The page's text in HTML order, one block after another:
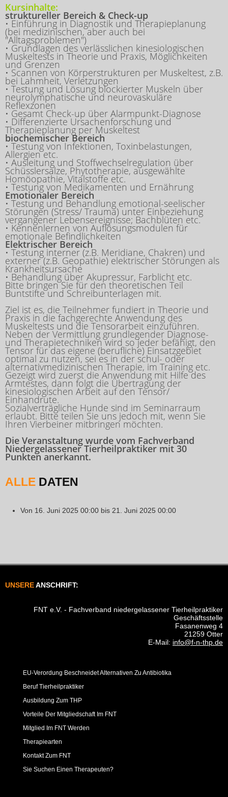
Kursinhalte:
struktureller Bereich & Check-up
• Einführung in Diagnostik und Therapieplanung
(bei medizinischen, aber auch bei
"Alltagsproblemen")
• Grundlagen des verlässlichen kinesiologischen
Muskeltests in Theorie und Praxis, Möglichkeiten
und Grenzen
• Scannen von Körperstrukturen per Muskeltest, z.B.
bei Lahmheit, Verletzungen
• Testung und Lösung blockierter Muskeln über
neurolymphatische und neurovaskuläre
Reflexzonen
• Gesamt Check-up über Alarmpunkt-Diagnose
• Differenzierte Ursachenforschung und
Therapieplanung per Muskeltest
biochemischer Bereich
• Testung von Infektionen, Toxinbelastungen,
Allergien etc.
• Ausleitung und Stoffwechselregulation über
Schüsslersalze, Phytotherapie, ausgewählte
Homöopathie, Vitalstoffe etc.
• Testung von Medikamenten und Ernährung
Emotionaler Bereich
• Testung und Behandlung emotional-seelischer
Störungen (Stress/ Trauma) unter Einbeziehung
vergangener Lebensereignisse; Bachblüten etc.
• Kennenlernen von Auflösungsmodulen für
emotionale Befindlichkeiten
Elektrischer Bereich
• Testung interner (z.B. Meridiane, Chakren) und
externer (z.B. Geopathie) elektrischer Störungen als
Krankheitsursache
• Behandlung über Akupressur, Farblicht etc.
Bitte bringen Sie für den theoretischen Teil
Buntstifte und Schreibunterlagen mit.
Ziel ist es, die Teilnehmer fundiert in Theorie und
Praxis in die fachgerechte Anwendung des
Muskeltests und die Tensorarbeit einzuführen.
Neben der Vermittlung grundlegender Diagnose-
und Therapietechniken wird so jeder befähigt, den
Tensor für das eigene (berufliche) Einsatzgebiet
optimal zu nutzen, sei es in der schul- oder
alternativmedizinischen Therapie, im Training etc.
Gezeigt wird zuerst die Anwendung mit Hilfe des
Armtestes, dann folgt die Übertragung der
kinesiologischen Arbeit auf den Tensor/
Einhandrute.
Sozialverträgliche Hunde sind im Seminarraum
erlaubt. Bitte teilen Sie uns jedoch mit, wenn Sie
Ihren Vierbeiner mitbringen möchten.
Die Veranstaltung wurde vom Fachverband
Niedergelassener Tierheilpraktiker mit 30
Punkten anerkannt.
ALLE DATEN
Von 16. Juni 2025 00:00 bis 21. Juni 2025 00:00
UNSEREANSCHRIFT:
FNT e.V. - Fachverband niedergelassener Tierheilpraktiker
Geschäftsstelle
Fasanenweg 4
21259 Otter
E-Mail: info@f-n-thp.de
EU-Verordung Beschneidet Alternativen Zu Antibiotika
Beruf Tierheilpraktiker
Ausbildung Zum THP
Vorteile Der Mitgliedschaft Im FNT
Mitglied Im FNT Werden
Therapiearten
Kontakt Zum FNT
Sie Suchen Einen Therapeuten?